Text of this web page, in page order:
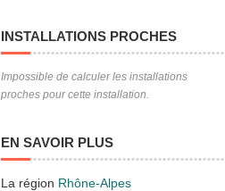
INSTALLATIONS PROCHES
Impossible de calculer les installations
proches pour cette installation.
EN SAVOIR PLUS
La région Rhône-Alpes